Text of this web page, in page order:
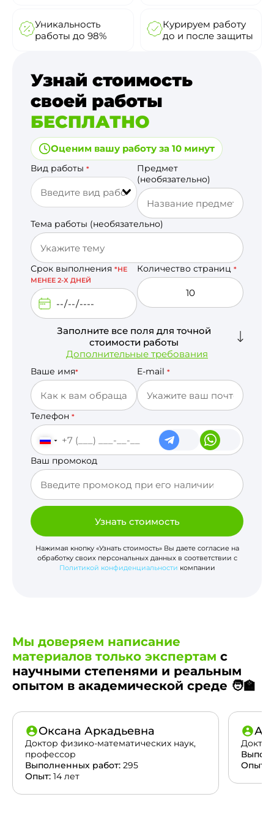
Уникальность
работы до 98%
Курируем работу
до и после защиты
Узнай стоимость
своей работы
БЕСПЛАТНО
Оценим вашу работу за 10 минут
Вид работы *
Предмет
(необязательно)
Тема работы (необязательно)
Срок выполнения *НЕ
МЕНЕЕ 2-Х ДНЕЙ
Количество страниц *
Заполните все поля для точной
стоимости работы
Дополнительные требования
Ваше имя* E-mail *
Телефон *
Ваш промокод
Узнать стоимость
Нажимая кнопку «Узнать стоимость» Вы даете согласие на
обработку своих персональных данных в соответствии с
Политикой конфиденциальности компании
Мы доверяем написание
материалов только экспертам с
научными степенями и реальным
опытом в академической среде 🧑‍🏫
Оксана Аркадьевна
Доктор физико-математических наук,
профессор
Выполненных работ: 295
Опыт: 14 лет
Опыт: